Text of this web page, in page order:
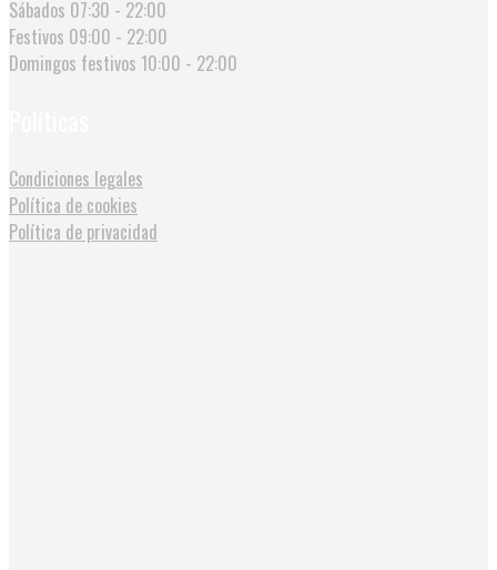
Sábados 07:30 - 22:00
Festivos 09:00 - 22:00
Domingos festivos 10:00 - 22:00
Condiciones legales
Política de cookies
Política de privacidad